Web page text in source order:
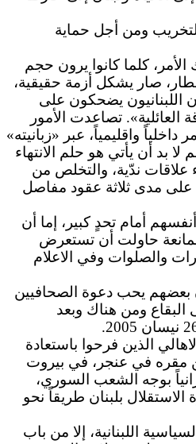
ومن أجل حماية
ذلك الأمر، كلما كانوا يرون حجم
صار يشكل أزمة حقيقية،
اللبنانيون يضحكون على
تصاعدت الأمور
واقليمياً، عبر «زبانيته»
بد أن يأتي هو حلم الانتهاء
علاقات ندّية، والتخلص من
على مدى ثلاثة عقود مفاصل
فجأة وجد اللبنانيون أنفسهم أمام تحدٍ كبير، إما أن
حاولت أن تستعرض
الرائع، في الشعارات والصلوات وفي الاعلام
بعضهم يحب دعوة الصحافيين
البقاع ومن هناك وبعد
الذين فرحوا باستعادة
مقره في عنجر، في بيروت
بوجه الشعب السوري،
بلبنان طريقاً نحو
اللبنانية، إلا من باب